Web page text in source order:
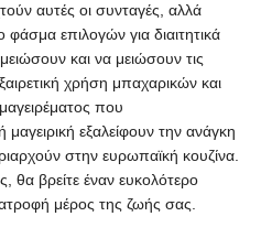
αυτές οι συνταγές, αλλά
επιλογών για διαιτητικά
και να μειώσουν τις
χρήση μπαχαρικών και
που
μαγειρική εξαλείφουν την ανάγκη
στην ευρωπαϊκή κουζίνα.
θα βρείτε έναν ευκολότερο
μέρος της ζωής σας.